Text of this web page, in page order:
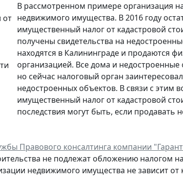
В рассмотренном примере организация
недвижимого имущества. В 2016 году
имущественный налог от кадастровой
получены свидетельства на
находятся в Калининграде и продаются
организацией. Все дома и
но сейчас налоговый орган
недостроенных объектов. В связи с этим
имущественный налог от кадастровой
последствия могут быть, если
Правового консалтинга компании
не подлежат обложению налогом
недвижимого имущества не зависит от